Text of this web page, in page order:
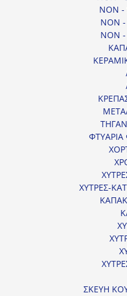
NON
NON
NON
ΧΥΤΡΕΣ-
ΣΚΕΥΗ